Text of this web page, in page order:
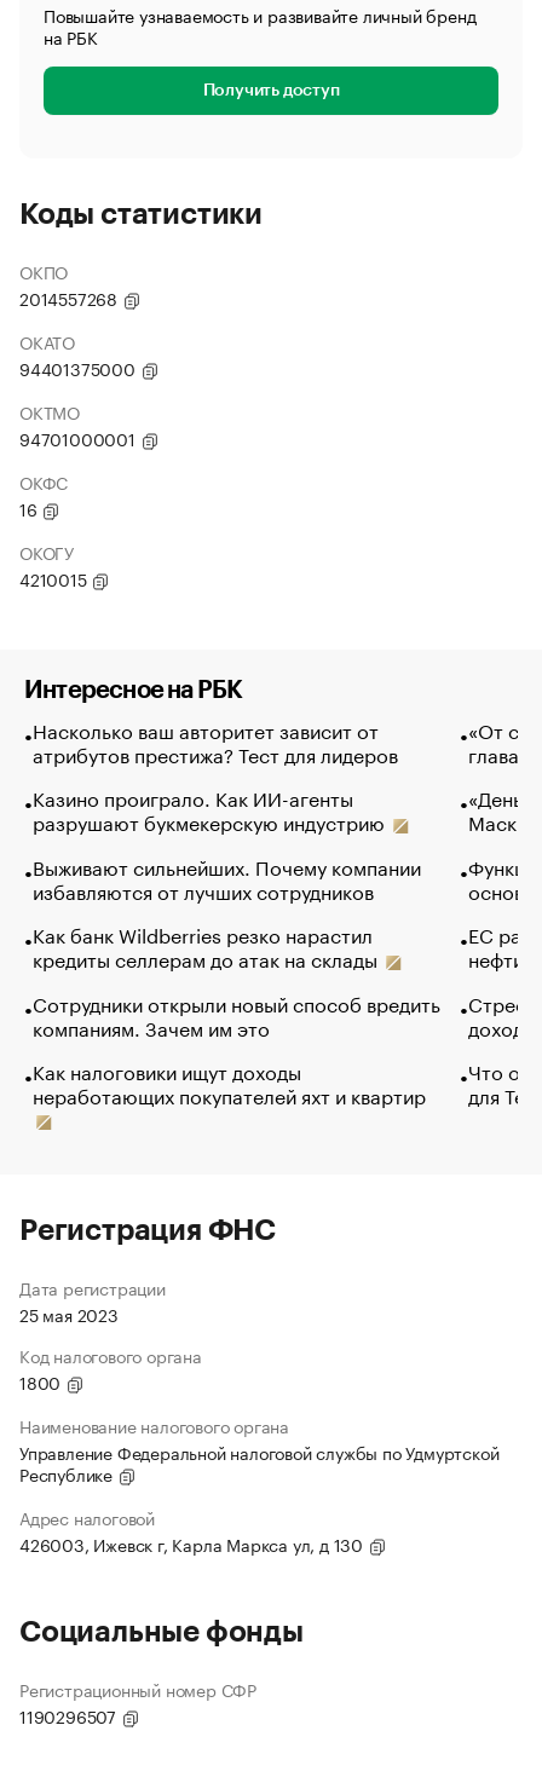
Повышайте узнаваемость и развивайте личный бренд
на РБК
Получить доступ
Коды статистики
ОКПО
2014557268
ОКАТО
94401375000
ОКТМО
94701000001
ОКФС
16
ОКОГУ
4210015
Интересное на РБК
Насколько ваш авторитет зависит от
атрибутов престижа? Тест для лидеров
Казино проиграло. Как ИИ-агенты
разрушают букмекерскую индустрию
Выживают сильнейших. Почему компании
избавляются от лучших сотрудников
Как банк Wildberries резко нарастил
кредиты селлерам до атак на склады
Сотрудники открыли новый способ вредить
компаниям. Зачем им это
Как налоговики ищут доходы
неработающих покупателей яхт и квартир
«От
глава
Маск в
основ
ЕС
нефти
Что
для
Регистрация ФНС
Дата регистрации
25 мая 2023
Код налогового органа
1800
Наименование налогового органа
Управление Федеральной налоговой службы по Удмуртской
Республике
Адрес налоговой
426003, Ижевск г, Карла Маркса ул, д 130
Социальные фонды
Регистрационный номер СФР
1190296507